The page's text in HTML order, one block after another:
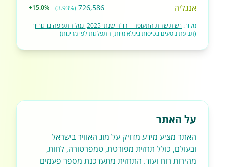
אנגליה 726,586
(3.93%)
+15.0%
מקור: רשות שדות התעופה – דו"ח שנתי 2025, נמל התעופה בן-גוריון
(תנועת נוסעים בטיסות בינלאומיות, התפלגות לפי מדינות)
על האתר
האתר מציע מידע מדויק על מזג האוויר בישראל
ובעולם, כולל תחזית מפורטת, טמפרטורה, לחות,
מהירות רוח ועוד. התחזית מתעדכנת מספר פעמים